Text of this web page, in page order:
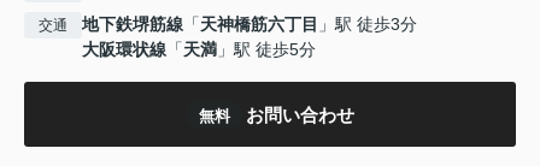
交通 地下鉄堺筋線 「天神橋筋六丁目 」駅 徒歩3分
大阪環状線 「天満 」駅 徒歩5分
無料 お問い合わせ